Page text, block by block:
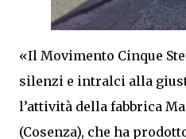
«Il Movimento Cinque
silenzi e intralci alla
l’attività della fabbrica
(Cosenza), che ha